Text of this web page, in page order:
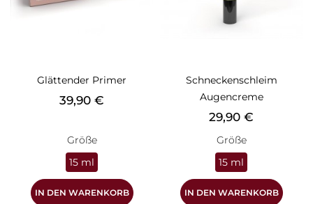
Glättender Primer
Preis
39,90 €
Größe
15 ml
IN DEN WARENKORB
Schneckenschleim
Augencreme
Preis
29,90 €
Größe
15 ml
IN DEN WARENKORB